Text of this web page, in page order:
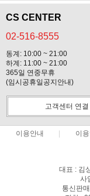
CS CENTER
02-516-8555
동계: 10:00 ~ 21:00
하계: 11:00 ~ 21:00
365일 연중무휴
(임시공휴일공지안내)
고객센터 연결
이용안내 이
대표 : 김
사
통신판